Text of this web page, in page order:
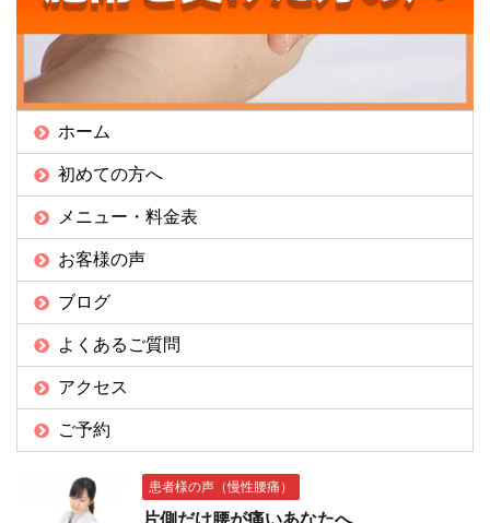
ホーム
初めての方へ
メニュー・料金表
お客様の声
ブログ
よくあるご質問
アクセス
ご予約
患者様の声（慢性腰痛）
片側だけ腰が痛いあなたへ